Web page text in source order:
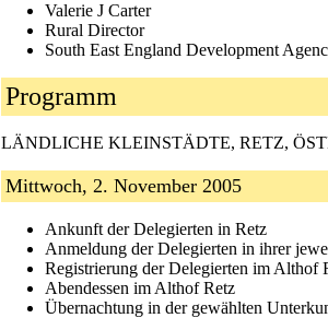
Valerie J Carter
Rural Director
South East England Development
Programm
LÄNDLICHE KLEINSTÄDTE, RETZ,
Mittwoch, 2. November 2005
Ankunft der Delegierten in Retz
Anmeldung der Delegierten in ihrer
Registrierung der Delegierten im Althof
Abendessen im Althof Retz
Übernachtung in der gewählten